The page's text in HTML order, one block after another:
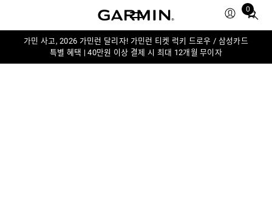
0
Total
in
가민 사고, 2026 가민런 달리자! 가민런 티켓 럭키 드로우 / 삼성카드
특별 혜택 | 40만원 이상 결제 시 최대 12개월 무이자